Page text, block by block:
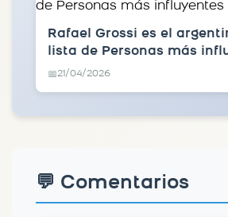
Rafael Grossi es el
lista de Personas más
📅21/04/2026
💬 Comentarios